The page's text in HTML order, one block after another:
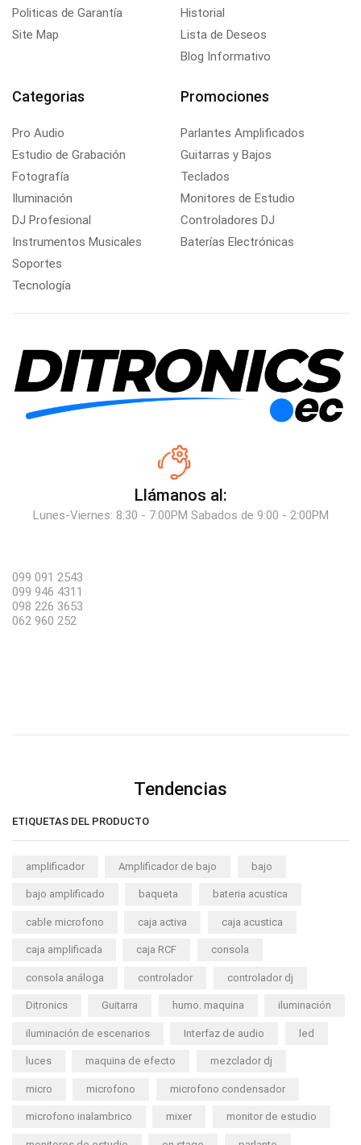
Politicas de Garantía
Site Map
Historial
Lista de Deseos
Blog Informativo
Categorias
Pro Audio
Estudio de Grabación
Fotografía
Iluminación
DJ Profesional
Instrumentos Musicales
Soportes
Tecnología
Promociones
Parlantes Amplificados
Guitarras y Bajos
Teclados
Monitores de Estudio
Controladores DJ
Baterías Electrónicas
Llámanos al:
Lunes-Viernes: 8:30 - 7:00PM Sabados de 9:00 - 2:00PM
099 091 2543
099 946 4311
098 226 3653
062 960 252
Tendencias
ETIQUETAS DEL PRODUCTO
amplificador Amplificador de bajo bajo
bajo amplificado baqueta bateria acustica
cable microfono caja activa caja acustica
caja amplificada caja RCF consola
consola análoga controlador controlador dj
Ditronics Guitarra humo. maquina iluminación
iluminación de escenarios Interfaz de audio led
luces maquina de efecto mezclador dj
micro microfono microfono condensador
microfono inalambrico mixer monitor de estudio